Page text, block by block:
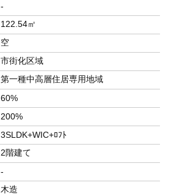
-
122.54㎡
空
市街化区域
第一種中高層住居専用地域
60%
200%
3SLDK+WIC+ﾛﾌﾄ
2階建て
-
木造